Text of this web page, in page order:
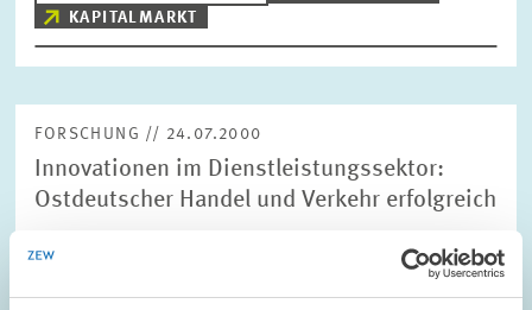
KAPITALMARKT
FORSCHUNG // 24.07.2000
Innovationen im Dienstleistungssektor:
Ostdeutscher Handel und Verkehr erfolgreich
Ostdeutsche Unternehmen der Branchen Handel und Verkehr,
die sogenannten distributiven Dienstleister, sind deutlich